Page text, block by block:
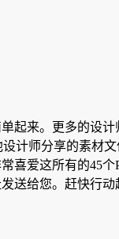
起来。更多的设
计师分享的素材
喜爱这所有的45
送给您。赶快行动